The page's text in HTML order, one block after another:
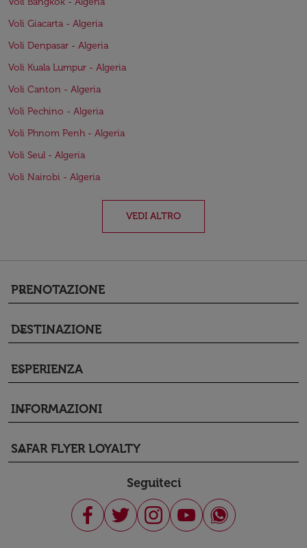
Voli Giacarta - Algeria
Voli Denpasar - Algeria
Voli Kuala Lumpur - Algeria
Voli Canton - Algeria
Voli Pechino - Algeria
Voli Phnom Penh - Algeria
Voli Seul - Algeria
Voli Nairobi - Algeria
VEDI ALTRO
PRENOTAZIONE
keyboard_arrow_down
DESTINAZIONE
keyboard_arrow_down
ESPERIENZA
keyboard_arrow_down
INFORMAZIONI
keyboard_arrow_down
SAFAR FLYER LOYALTY
keyboard_arrow_down
Seguiteci